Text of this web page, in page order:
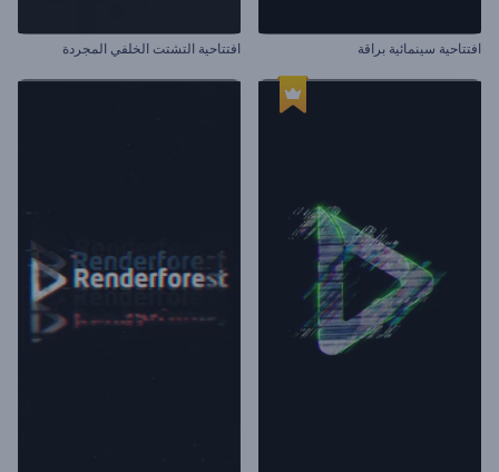
افتتاحية سينمائية براقة افتتاحية التشتت الخلفي المجردة